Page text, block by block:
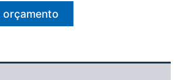
orçamento